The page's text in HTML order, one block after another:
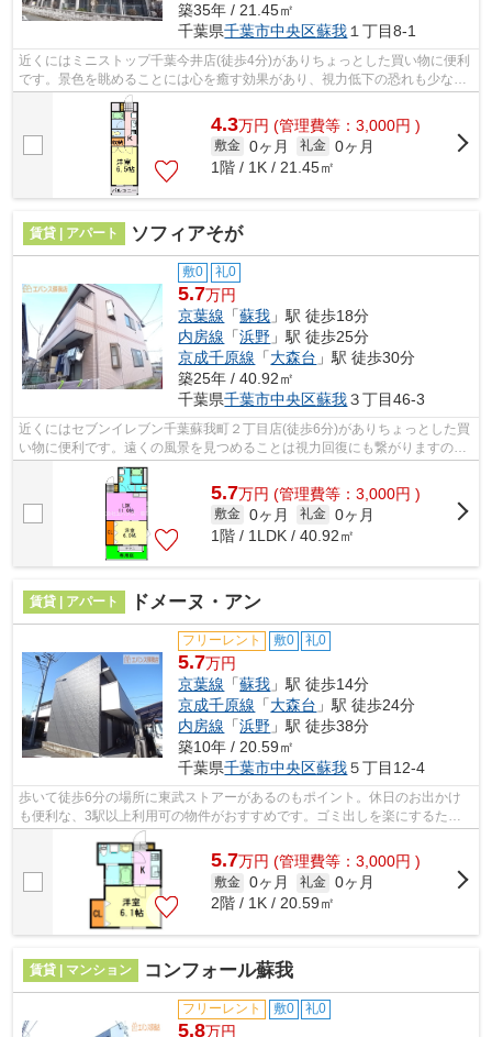
築35年 / 21.45㎡
千葉県千葉市中央区蘇我１丁目8-1
近くにはミニストップ千葉今井店(徒歩4分)がありちょっとした買い物に便利
です。景色を眺めることには心を癒す効果があり、視力低下の恐れも少なく
してくれます。通風良好なマンション...
4.3万円 (管理費等：3,000円 )
敷金 0ヶ月 礼金 0ヶ月
1階 / 1K / 21.45㎡
賃貸 | アパート ソフィアそが
敷0 礼0
5.7万円
京葉線 「蘇我 」駅 徒歩18分
内房線 「浜野 」駅 徒歩25分
京成千原線 「大森台 」駅 徒歩30分
築25年 / 40.92㎡
千葉県千葉市中央区蘇我３丁目46-3
近くにはセブンイレブン千葉蘇我町２丁目店(徒歩6分)がありちょっとした買
い物に便利です。遠くの風景を見つめることは視力回復にも繋がりますので
健康的になれます。ごみ捨ての煩わし...
5.7万円 (管理費等：3,000円 )
敷金 0ヶ月 礼金 0ヶ月
1階 / 1LDK / 40.92㎡
賃貸 | アパート ドメーヌ・アン
フリーレント 敷0 礼0
5.7万円
京葉線 「蘇我 」駅 徒歩14分
京成千原線 「大森台 」駅 徒歩24分
内房線 「浜野 」駅 徒歩38分
築10年 / 20.59㎡
千葉県千葉市中央区蘇我５丁目12-4
歩いて徒歩6分の場所に東武ストアーがあるのもポイント。休日のお出かけ
も便利な、3駅以上利用可の物件がおすすめです。ゴミ出しを楽にするため
に、遠くまで行かずに済むゴミ置き場を...
5.7万円 (管理費等：3,000円 )
敷金 0ヶ月 礼金 0ヶ月
2階 / 1K / 20.59㎡
賃貸 | マンション コンフォール蘇我
フリーレント 敷0 礼0
5.8万円